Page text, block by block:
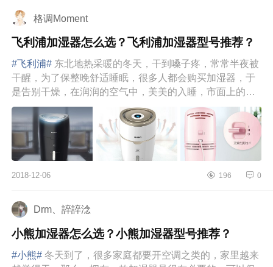
格调Moment
飞利浦加湿器怎么选？飞利浦加湿器型号推荐？
#飞利浦# 东北地热采暖的冬天，干到嗓子疼，常常半夜被
干醒，为了保整晚舒适睡眠，很多人都会购买加湿器，于
是告别干燥，在润润的空气中，美美的入睡，市面上的加
湿器品牌和款式太多...
2018-12-06 196 0
Drm、誶誶淰
小熊加湿器怎么选？小熊加湿器型号推荐？
#小熊# 冬天到了，很多家庭都要开空调之类的，家里越来